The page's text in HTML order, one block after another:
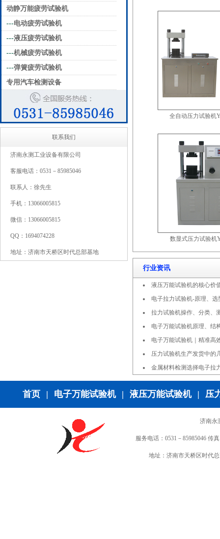
动静万能疲劳试验机
---电动疲劳试验机
---液压疲劳试验机
---机械疲劳试验机
---弹簧疲劳试验机
专用汽车检测设备
联系我们
济南永测工业设备有限公司
客服电话：0531－85985046
联系人：徐先生
手机：13066005815
微信：13066005815
QQ：1694074228
地址：济南市天桥区时代总部基地
全自动压力试验机
数显式压力试验机
行业资讯
液压万能试验机的核心价
电子拉力试验机-原理、选
拉力试验机操作、分类、
电子万能试验机原理、结
电子万能试验机｜精准高
压力试验机生产发货中的
金属材料检测选择电子拉
首页 | 电子万能试验机 | 液压万能试验机 | 压
济南永
服务电话：0531－85985046 传
地址：济南市天桥区时代